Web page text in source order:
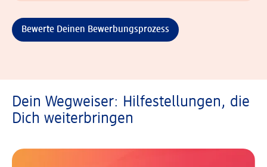
Bewerte Deinen Bewerbungsprozess
Dein Wegweiser: Hilfestellungen, die
Dich weiterbringen